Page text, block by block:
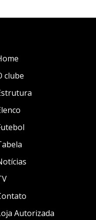
clube
Autorizada